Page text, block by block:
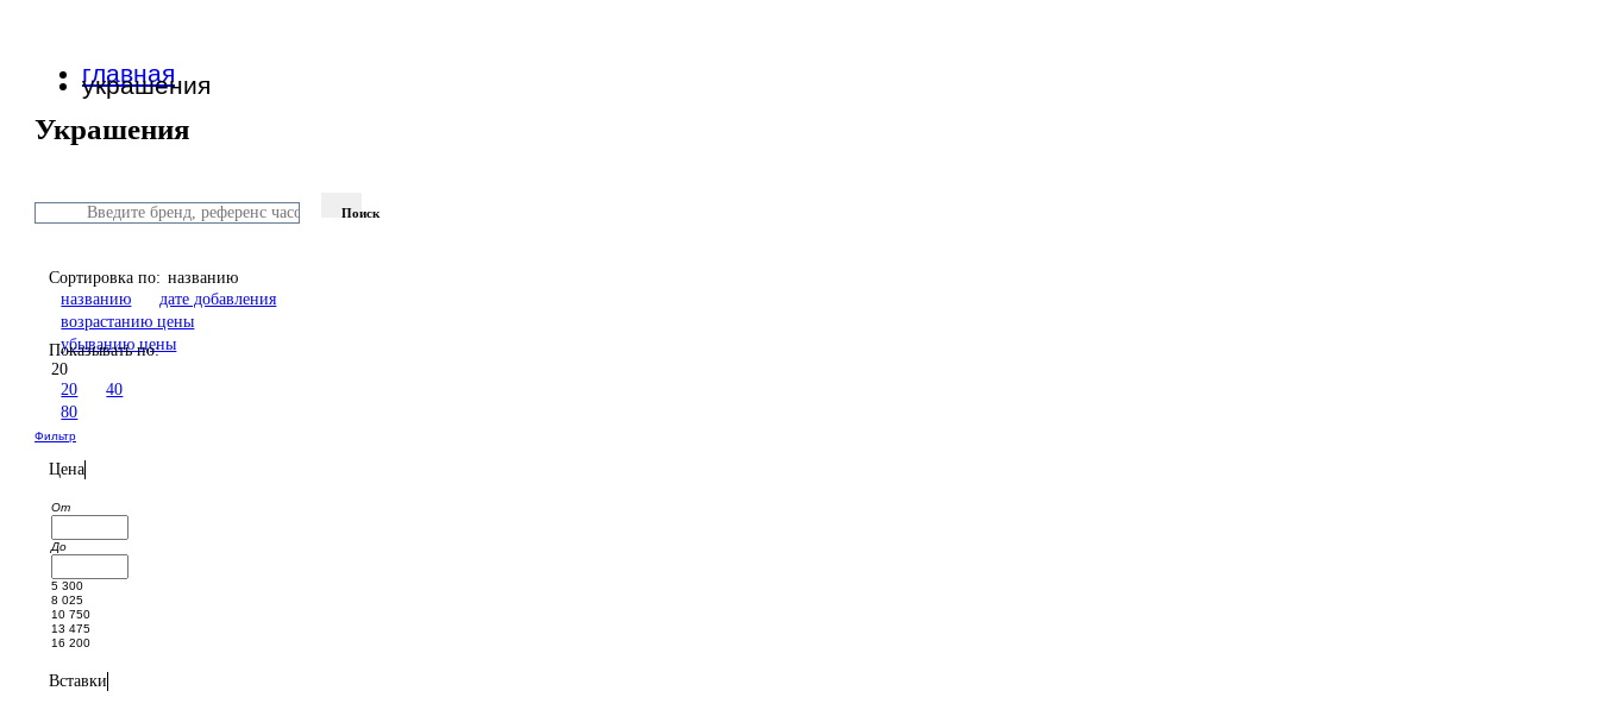
главная
украшения
Украшения
Поиск
Сортировка по: названию
названию
дате добавления
возрастанию цены
убыванию цены
Показывать по:
20
20
40
80
Фильтр
Цена
От
До
5 300
8 025
10 750
13 475
16 200
Вставки